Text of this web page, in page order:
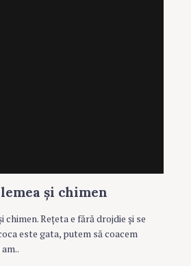
și chimen
chimen. Reţeta e fără drojdie şi se
este gata, putem să coacem